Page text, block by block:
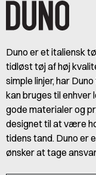
Duno er et italiensk
tidløst tøj af høj
simple linjer, har
kan bruges til
gode materialer og
designet til at være
tidens tand. Duno er
ønsker at tage